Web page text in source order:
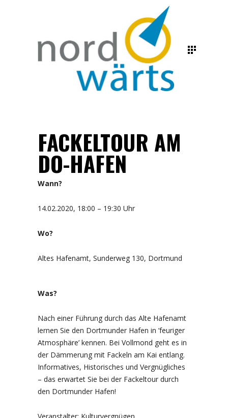
FACKELTOUR AM
DO-HAFEN
Wann?
14.02.2020, 18:00 – 19:30 Uhr
Wo?
Altes Hafenamt, Sunderweg 130, Dortmund
Was?
Nach einer Führung durch das Alte Hafenamt
lernen Sie den Dortmunder Hafen in ’feuriger
Atmosphäre’ kennen. Bei Vollmond geht es in
der Dämmerung mit Fackeln am Kai entlang.
Informatives, Historisches und Vergnügliches
– das erwartet Sie bei der Fackeltour durch
den Dortmunder Hafen!